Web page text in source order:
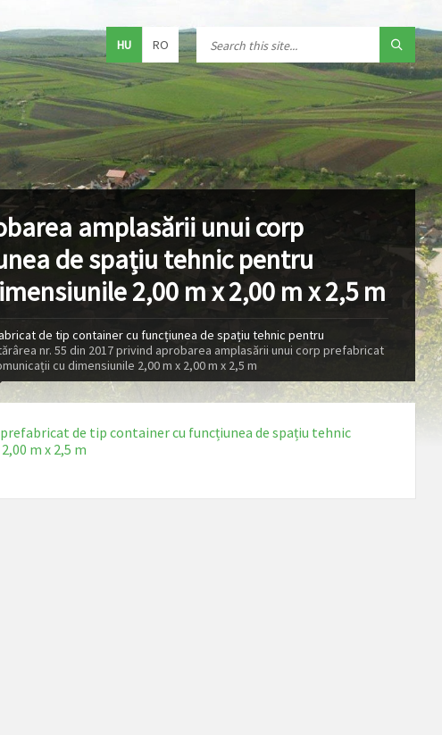
HU RO
amplasării unui corp
de spațiu tehnic pentru
2,00 m x 2,00 m x 2,5 m
de tip container cu funcțiunea de spațiu tehnic pentru
nr. 55 din 2017 privind aprobarea amplasării unui corp prefabricat
cu dimensiunile 2,00 m x 2,00 m x 2,5 m
de tip container cu funcțiunea de spațiu tehnic
m x 2,5 m